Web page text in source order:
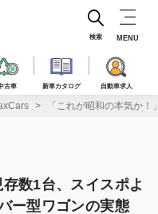
古車 新車カタログ 自動車求人
検索 MENU
「これが昭和の本気か
存数1台、スイスポよ
ー型ワゴンの実態